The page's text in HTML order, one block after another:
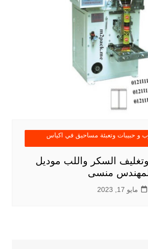
و حبيبات وتعبئة مساحيق في اكياس
وتغليف السكر واللب موديل
مايو 17, 2023